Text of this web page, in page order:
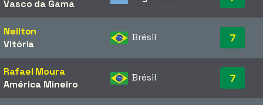
Vasco da Gama
Neilton
Vitória
Brésil 7
Rafael Moura
América Mineiro
Brésil 7